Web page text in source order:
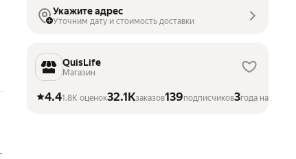
Укажите адрес
Уточним дату и стоимость доставки
QuisLife
Магазин
4.41.8K оценок32.1Kзаказов139подписчиков3года на